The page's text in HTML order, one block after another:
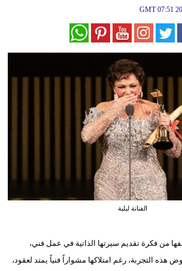
علوم
وتكنولوجيا
GMT
الفنانة لبلبة
من فكرة تقديم سيرتها الذاتية في عمل فني،
هذه التجربة، رغم امتلاكها مشواراً فنياً يمتد لعقود،